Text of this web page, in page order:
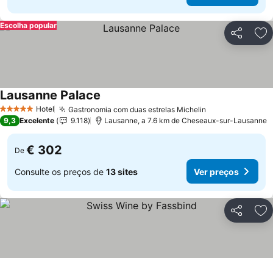
Partilhar
Escolha popular
5 Estrelas Hotel Gastronomia com duas estrelas Michelin
Lausanne Palace
9,3 Excelente 9.118 Lausanne, a 7.6 km de Cheseaux-sur-Lausanne
De € 302
Consulte os preços de 13 sites Ver preços
Partilhar